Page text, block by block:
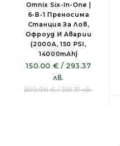
Omnix Six-In-One |
6-В-1 Преносима
Станция За Лов,
Офроуд И Аварии
(2000A, 150 PSI,
14000mAh)
150.00 € / 293.37
лв.
200.00 € / 391.17 лв.